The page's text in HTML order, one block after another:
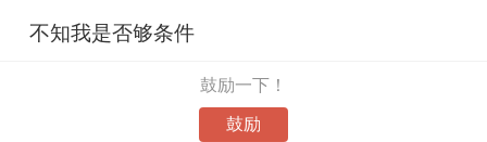
不知我是否够条件
鼓励一下！
鼓励